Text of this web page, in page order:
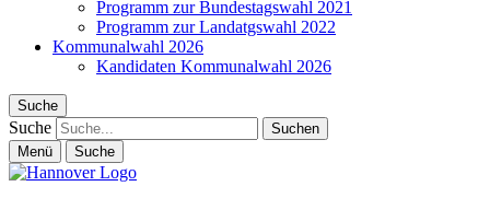
Programm zur Bundestagswahl 2021
Programm zur Landatgswahl 2022
Kommunalwahl 2026
Kandidaten Kommunalwahl 2026
Suche
Suche
Menü Suche